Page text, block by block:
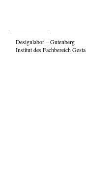
Designlabor – Gutenberg
Institut des Fachbereich